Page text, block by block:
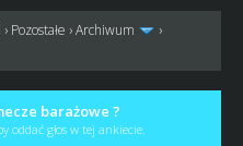
› Pozostałe ›Archiwum ›
barażowe ?
oddać głos w tej ankiecie.